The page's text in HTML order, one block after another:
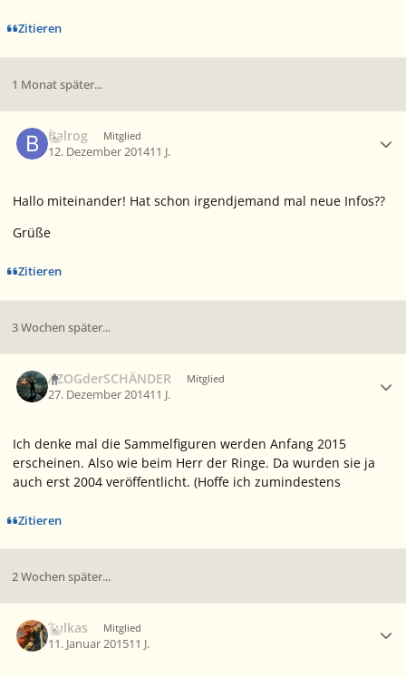
Zitieren
1 Monat später...
Balrog Mitglied
12. Dezember 201411 J.
Hallo miteinander! Hat schon irgendjemand mal neue Infos??
Grüße
Zitieren
3 Wochen später...
AZOGderSCHÄNDER Mitglied
27. Dezember 201411 J.
Ich denke mal die Sammelfiguren werden Anfang 2015
erscheinen. Also wie beim Herr der Ringe. Da wurden sie ja
auch erst 2004 veröffentlicht. (Hoffe ich zumindestens
Zitieren
2 Wochen später...
Tulkas Mitglied
11. Januar 201511 J.